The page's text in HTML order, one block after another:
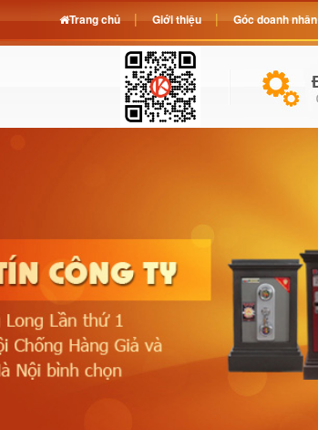
Trang chủ Giới thiệu Góc doanh nhân